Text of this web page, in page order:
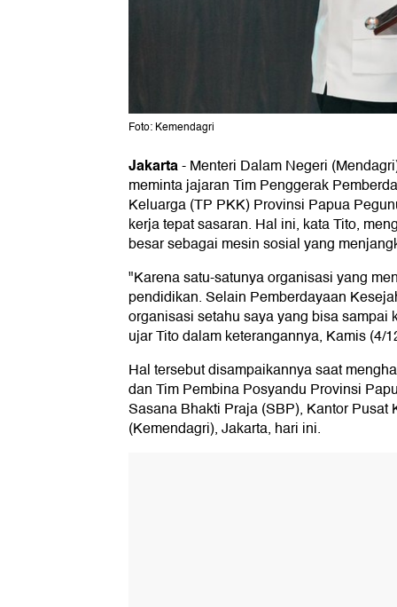
Foto: Kemendagri
Jakarta-Menteri Dalam Negeri
meminta jajaran Tim Penggerak
Keluarga (TP PKK) Provinsi Papua
kerja tepat sasaran. Hal ini, kata Tito,
besar sebagai mesin sosial yang
"Karena satu-satunya organisasi yang
pendidikan. Selain Pemberdayaan
organisasi setahu saya yang bisa sampai
ujar Tito dalam keterangannya, Kamis (4/
Hal tersebut disampaikannya saat
dan Tim Pembina Posyandu Provinsi
Sasana Bhakti Praja (SBP), Kantor Pusat
(Kemendagri), Jakarta, hari ini.